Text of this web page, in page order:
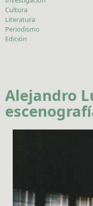
Cultura
Literatura
Periodismo
Edición
Alejandro